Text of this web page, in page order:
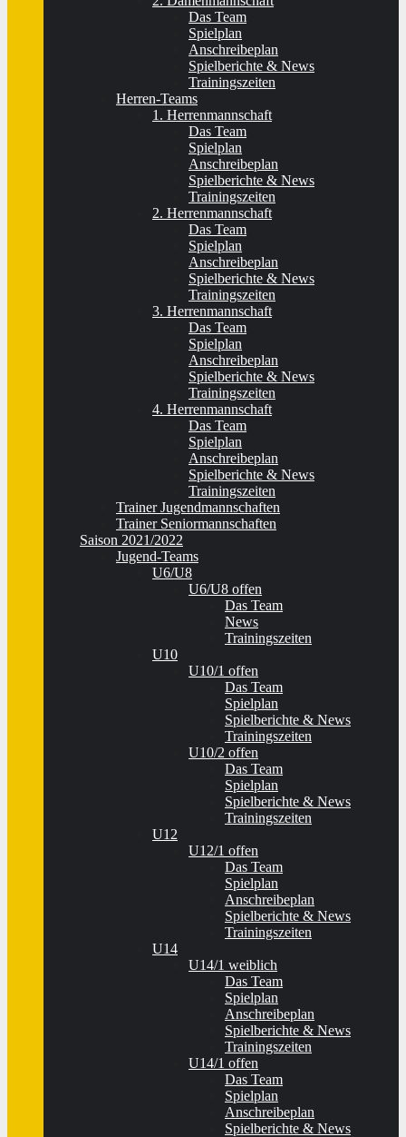
Das Team
Spielplan
Anschreibeplan
Spielberichte & News
Trainingszeiten
Herren-Teams
1. Herrenmannschaft
Das Team
Spielplan
Anschreibeplan
Spielberichte & News
Trainingszeiten
2. Herrenmannschaft
Das Team
Spielplan
Anschreibeplan
Spielberichte & News
Trainingszeiten
3. Herrenmannschaft
Das Team
Spielplan
Anschreibeplan
Spielberichte & News
Trainingszeiten
4. Herrenmannschaft
Das Team
Spielplan
Anschreibeplan
Spielberichte & News
Trainingszeiten
Trainer Jugendmannschaften
Trainer Seniormannschaften
Saison 2021/2022
Jugend-Teams
U6/U8
U6/U8 offen
Das Team
News
Trainingszeiten
U10
U10/1 offen
Das Team
Spielplan
Spielberichte & News
Trainingszeiten
U10/2 offen
Das Team
Spielplan
Spielberichte & News
Trainingszeiten
U12
U12/1 offen
Das Team
Spielplan
Anschreibeplan
Spielberichte & News
Trainingszeiten
U14
U14/1 weiblich
Das Team
Spielplan
Anschreibeplan
Spielberichte & News
Trainingszeiten
U14/1 offen
Das Team
Spielplan
Anschreibeplan
Spielberichte & News